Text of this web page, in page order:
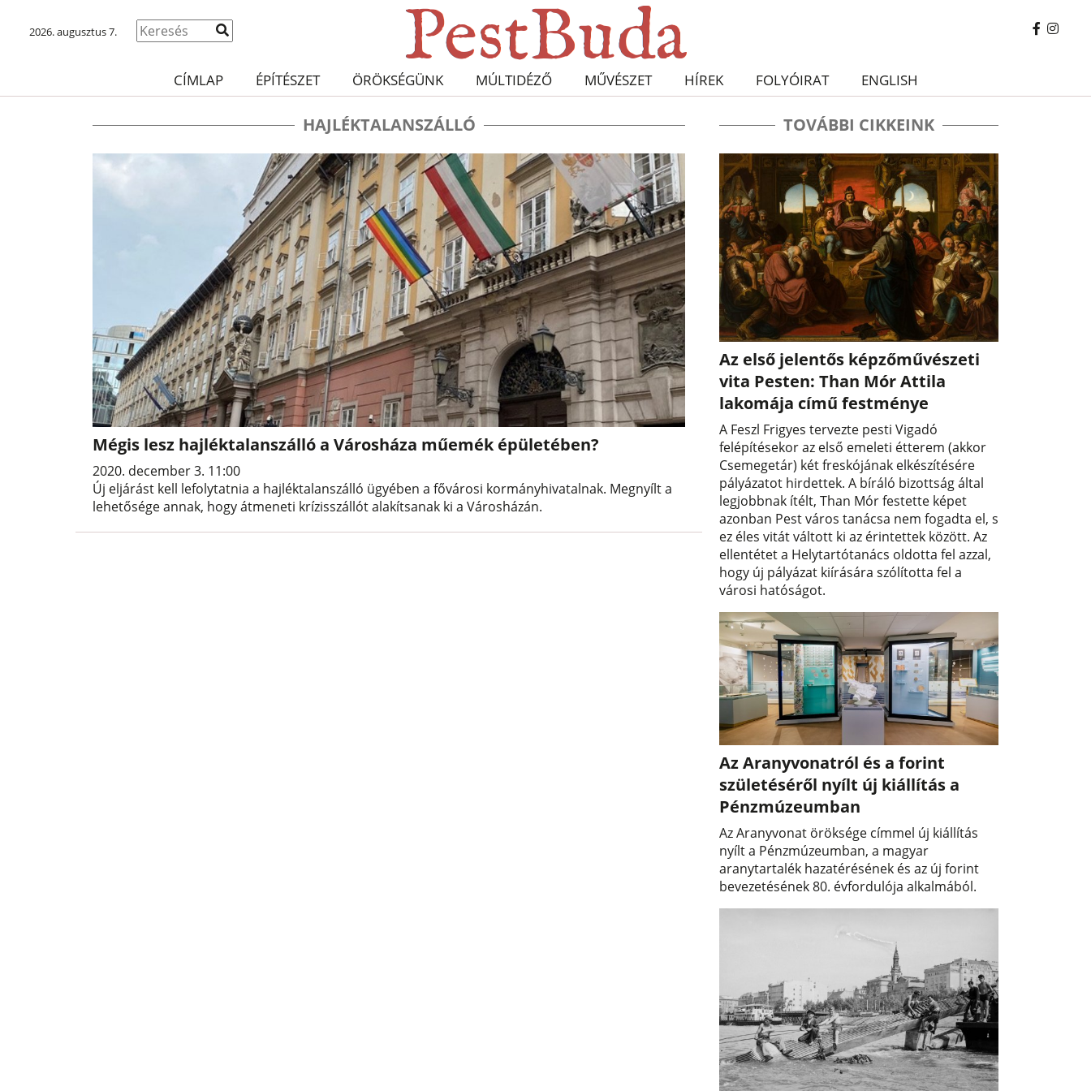
2026. augusztus 7.
CÍMLAP ÉPÍTÉSZET ÖRÖKSÉGÜNK MÚLTIDÉZŐ MŰVÉSZET HÍREK FOLYÓIRAT ENGLISH
HAJLÉKTALANSZÁLLÓ
Mégis lesz hajléktalanszálló a Városháza műemék épületében?
2020. december 3. 11:00
Új eljárást kell lefolytatnia a hajléktalanszálló ügyében a fővárosi kormányhivatalnak. Megnyílt a
lehetősége annak, hogy átmeneti krízisszállót alakítsanak ki a Városházán.
TOVÁBBI CIKKEINK
Az első jelentős képzőművészeti
vita Pesten: Than Mór Attila
lakomája című festménye
A Feszl Frigyes tervezte pesti Vigadó
felépítésekor az első emeleti étterem (akkor
Csemegetár) két freskójának elkészítésére
pályázatot hirdettek. A bíráló bizottság által
legjobbnak ítélt, Than Mór festette képet
azonban Pest város tanácsa nem fogadta el, s
ez éles vitát váltott ki az érintettek között. Az
ellentétet a Helytartótanács oldotta fel azzal,
hogy új pályázat kiírására szólította fel a
városi hatóságot.
Az Aranyvonatról és a forint
születéséről nyílt új kiállítás a
Pénzmúzeumban
Az Aranyvonat öröksége címmel új kiállítás
nyílt a Pénzmúzeumban, a magyar
aranytartalék hazatérésének és az új forint
bevezetésének 80. évfordulója alkalmából.